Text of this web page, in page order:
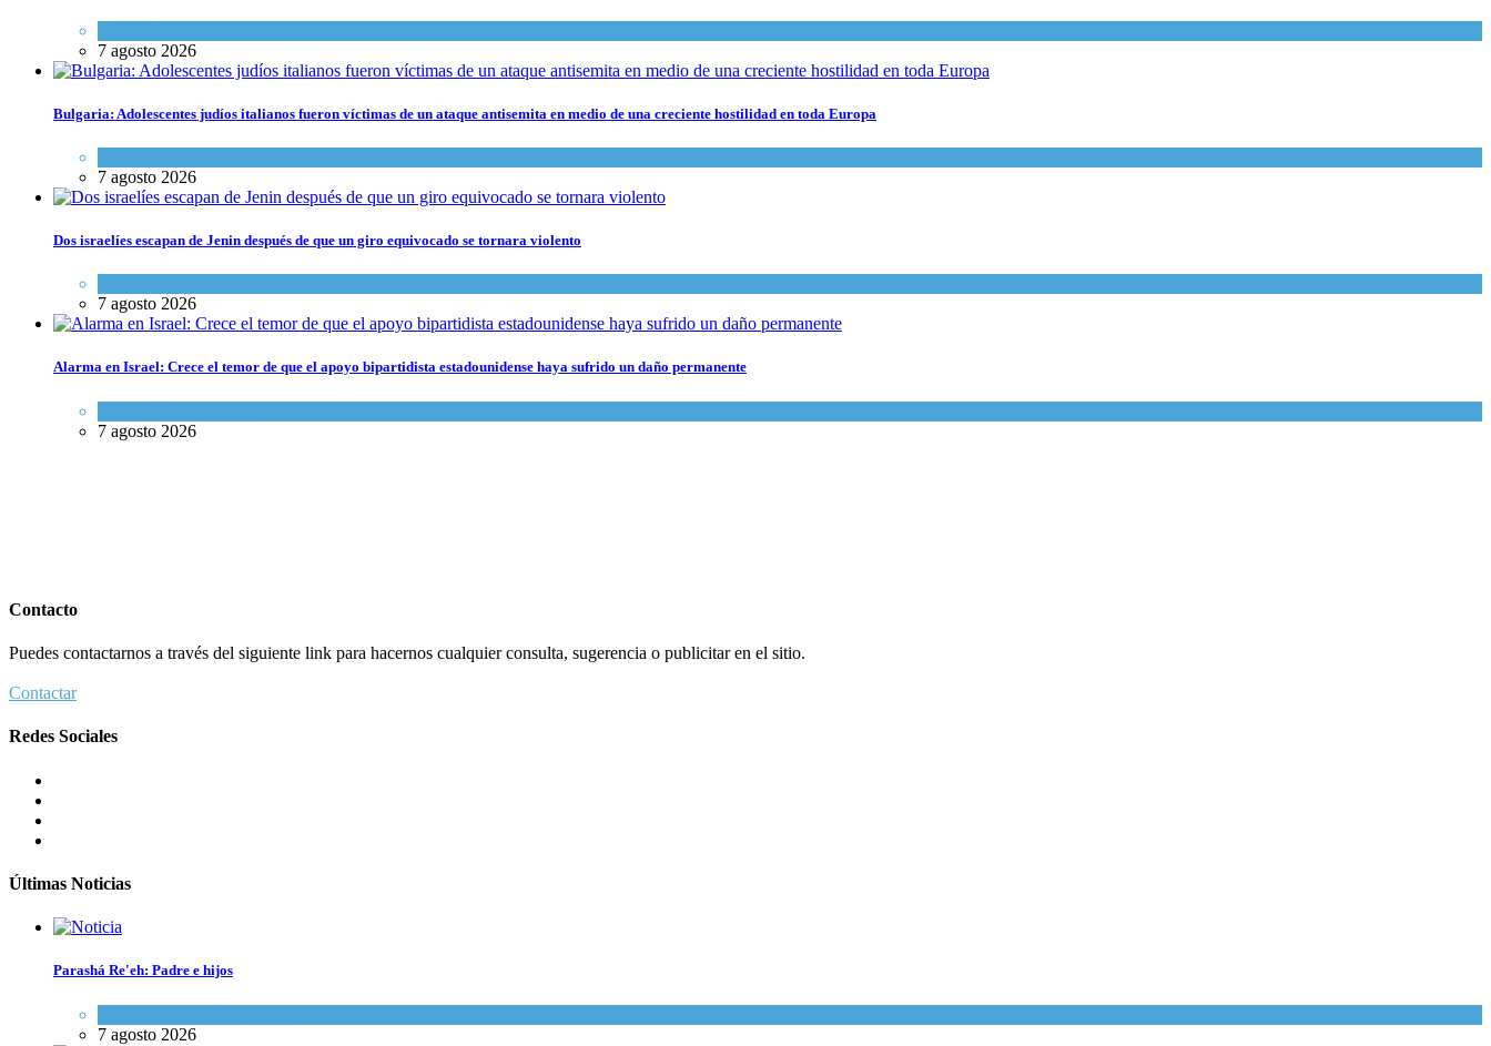
7 agosto 2026
Bulgaria: Adolescentes judíos italianos fueron víctimas de un ataque antisemita en medio de una creciente hostilidad en toda Europa
7 agosto 2026
Dos israelíes escapan de Jenin después de que un giro equivocado se tornara violento
7 agosto 2026
Alarma en Israel: Crece el temor de que el apoyo bipartidista estadounidense haya sufrido un daño permanente
7 agosto 2026
Contacto
Puedes contactarnos a través del siguiente link para hacernos cualquier consulta, sugerencia o publicitar en el sitio.
Contactar
Redes Sociales
Últimas Noticias
Parashá Re'eh: Padre e hijos
7 agosto 2026